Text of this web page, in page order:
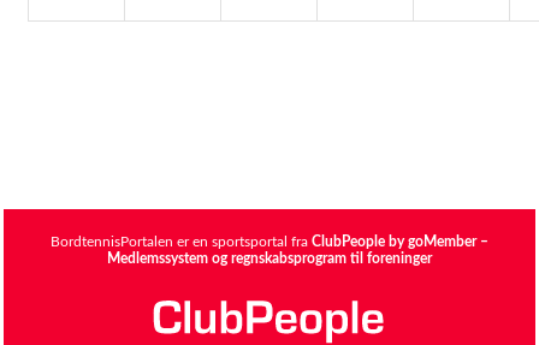
BordtennisPortalen er en sportsportal fra ClubPeople by goMember –
Medlemssystem og regnskabsprogram til foreninger